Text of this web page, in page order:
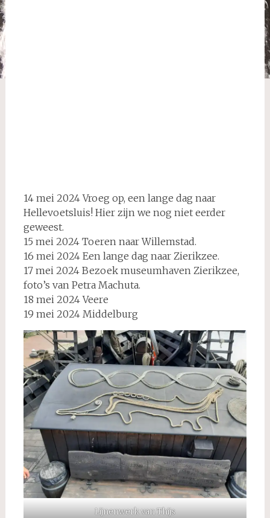
14 mei 2024 Vroeg op, een lange dag naar
Hellevoetsluis! Hier zijn we nog niet eerder
geweest.
15 mei 2024 Toeren naar Willemstad.
16 mei 2024 Een lange dag naar Zierikzee.
17 mei 2024 Bezoek museumhaven Zierikzee,
foto’s van Petra Machuta.
18 mei 2024 Veere
19 mei 2024 Middelburg
Lijnenwerk van Thijs